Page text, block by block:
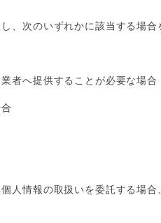
、次のいずれかに該当する場
者へ提供することが必要な場合
人情報の取扱いを委託する場